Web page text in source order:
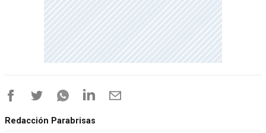
Redacción Parabrisas